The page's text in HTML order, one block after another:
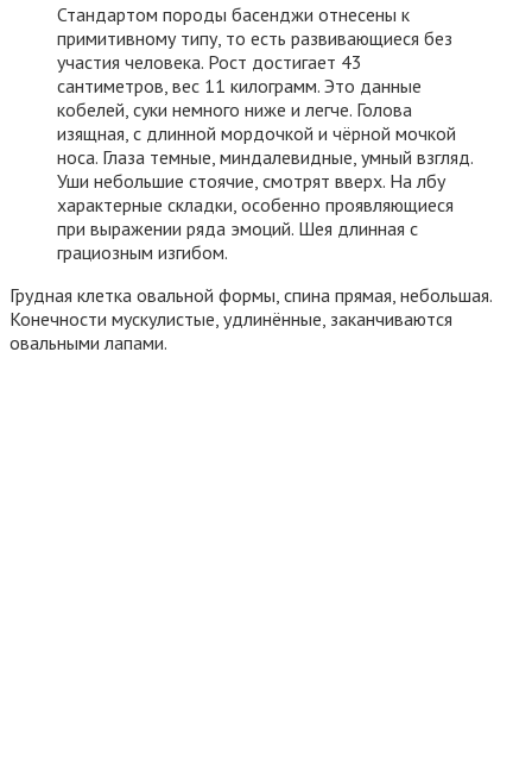
Стандартом породы басенджи отнесены к
примитивному типу, то есть развивающиеся без
участия человека. Рост достигает 43
сантиметров, вес 11 килограмм. Это данные
кобелей, суки немного ниже и легче. Голова
изящная, с длинной мордочкой и чёрной мочкой
носа. Глаза темные, миндалевидные, умный взгляд.
Уши небольшие стоячие, смотрят вверх. На лбу
характерные складки, особенно проявляющиеся
при выражении ряда эмоций. Шея длинная с
грациозным изгибом.
Грудная клетка овальной формы, спина прямая, небольшая.
Конечности мускулистые, удлинённые, заканчиваются
овальными лапами.